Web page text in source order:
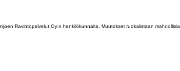
Ravintopalvelut Oy:n henkilökunnalta. Muutokset ruokalistaan mahdollisia.